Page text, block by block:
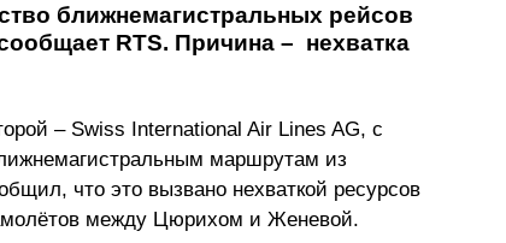
ближнемагистральных рейсов
RTS. Причина –  нехватка
– Swiss International Air Lines AG, с
маршрутам из
что это вызвано нехваткой ресурсов
между Цюрихом и Женевой.